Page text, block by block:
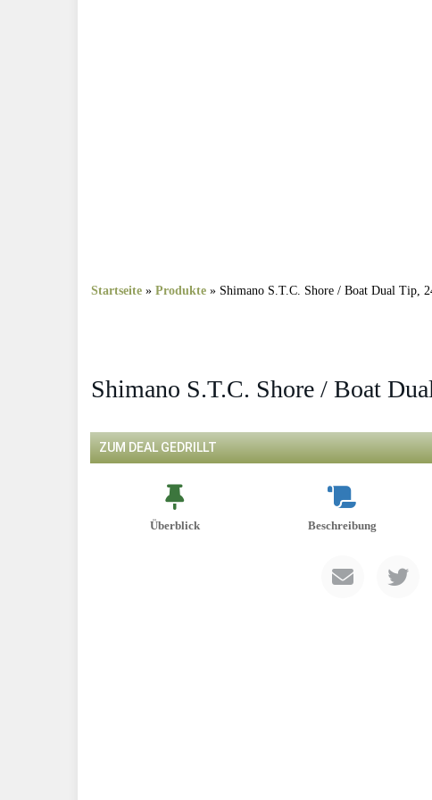
Startseite » Produkte » Shimano S.T.C. Shore / Boat Dual Tip,
Shimano S.T.C. Shore / Boat
ZUM DEAL GEDRILLT
Überblick Beschreibung